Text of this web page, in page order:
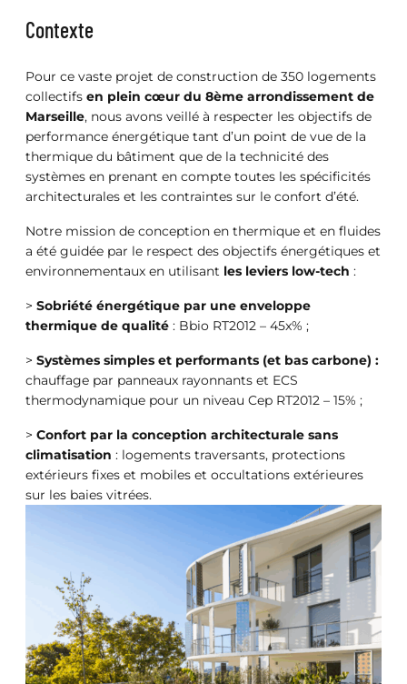
Contexte
Pour ce vaste projet de construction de 350 logements
collectifs en plein cœur du 8ème arrondissement de
Marseille, nous avons veillé à respecter les objectifs de
performance énergétique tant d’un point de vue de la
thermique du bâtiment que de la technicité des
systèmes en prenant en compte toutes les spécificités
architecturales et les contraintes sur le confort d’été.
Notre mission de conception en thermique et en fluides
a été guidée par le respect des objectifs énergétiques et
environnementaux en utilisant les leviers low-tech :
> Sobriété énergétique par une enveloppe
thermique de qualité : Bbio RT2012 – 45x% ;
> Systèmes simples et performants (et bas carbone) :
chauffage par panneaux rayonnants et ECS
thermodynamique pour un niveau Cep RT2012 – 15% ;
> Confort par la conception architecturale sans
climatisation : logements traversants, protections
extérieurs fixes et mobiles et occultations extérieures
sur les baies vitrées.